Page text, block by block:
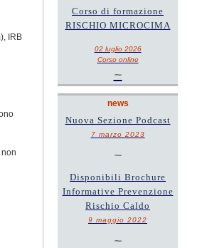
IRB
Corso di formazione
RISCHIO MICROCIMA
02 luglio 2026
Corso online
~
news
Nuova Sezione Podcast
7 marzo 2023
~
Disponibili Brochure
Informative Prevenzione
Rischio Caldo
9 maggio 2022
~